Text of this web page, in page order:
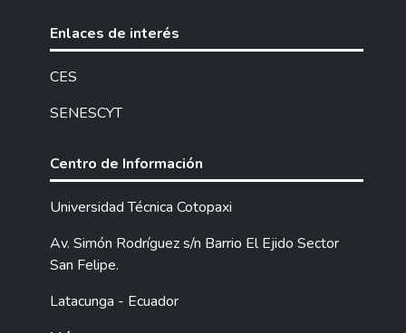
Enlaces de interés
CES
SENESCYT
Centro de Información
Universidad Técnica Cotopaxi
Av. Simón Rodríguez s/n Barrio El Ejido Sector
San Felipe.
Latacunga - Ecuador